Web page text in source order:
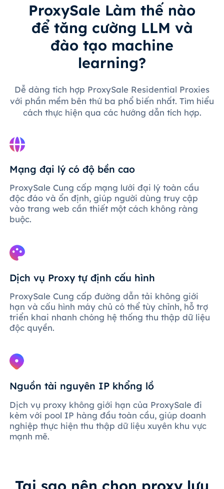
ProxySale Làm thế nào
để tăng cường LLM và
đào tạo machine
learning?
Dễ dàng tích hợp ProxySale Residential Proxies
với phần mềm bên thứ ba phổ biến nhất. Tìm hiểu
cách thực hiện qua các hướng dẫn tích hợp.
Mạng đại lý có độ bền cao
ProxySale Cung cấp mạng lưới đại lý toàn cầu
độc đáo và ổn định, giúp người dùng truy cập
vào trang web cần thiết một cách không ràng
buộc.
Dịch vụ Proxy tự định cấu hình
ProxySale Cung cấp đường dẫn tải không giới
hạn và cấu hình máy chủ có thể tùy chỉnh, hỗ trợ
triển khai nhanh chóng hệ thống thu thập dữ liệu
độc quyền.
Nguồn tài nguyên IP khổng lồ
Dịch vụ proxy không giới hạn của ProxySale đi
kèm với pool IP hàng đầu toàn cầu, giúp doanh
nghiệp thực hiện thu thập dữ liệu xuyên khu vực
mạnh mẽ.